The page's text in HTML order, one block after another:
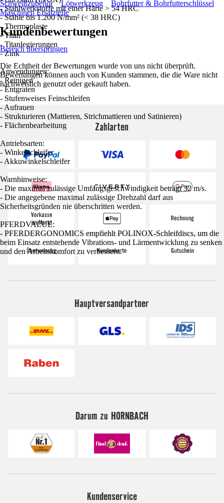
- Stahlwerkstoffe mit einer Härte > 54 HRC
- Stähle bis 1.200 N/mm² (< 38 HRC)
- Thermoplaste
- Titan
- Titanlegierungen
- Zink
Anwendungen:
- Reinigen
- Entgraten
- Stufenweises Feinschleifen
- Aufrauen
- Strukturieren (Mattieren, Strichmattieren und Satinieren)
- Flächenbearbeitung
Antriebsarten:
- Winkelschleifer
- Akkuwinkelschleifer
Warnhinweise:
- Die maximal zulässige Umfangsgeschwindigkeit beträgt 32 m/s.
- Die angegebene maximal zulässige Drehzahl darf aus
Sicherheitsgründen nie überschritten werden.
PFERDVALUE:
- PFERDERGONOMICS empfiehlt POLINOX-Schleifdiscs, um die
beim Einsatz entstehende Vibrations- und Lärmentwicklung zu senken
und den Arbeitskomfort zu verbessern.
Schweißzubehör Lötwerkzeug
Bohrfutter & Bohrfutterschlüssel
Maschinen Ersatzteile
Kundenbewertungen
Bereich überspringen
Die Echtheit der Bewertungen wurde von uns nicht überprüft.
Bewertungen können auch von Kunden stammen, die die Ware nicht
nachweislich genutzt oder gekauft haben.
Zahlarten
Hauptversandpartner
Darum zu HORNBACH
Kundenservice